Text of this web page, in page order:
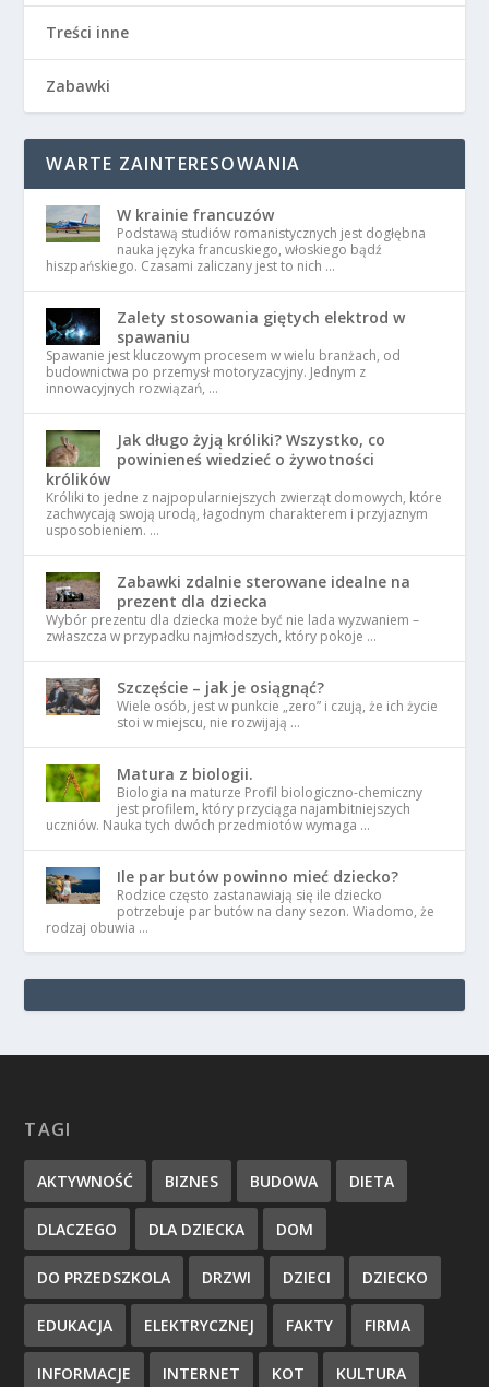
Treści inne
Zabawki
WARTE ZAINTERESOWANIA
W krainie francuzów
Podstawą studiów romanistycznych jest dogłębna
nauka języka francuskiego, włoskiego bądź
hiszpańskiego. Czasami zaliczany jest to nich …
Zalety stosowania giętych elektrod w
spawaniu
Spawanie jest kluczowym procesem w wielu branżach, od
budownictwa po przemysł motoryzacyjny. Jednym z
innowacyjnych rozwiązań, …
Jak długo żyją króliki? Wszystko, co
powinieneś wiedzieć o żywotności
królików
Króliki to jedne z najpopularniejszych zwierząt domowych, które
zachwycają swoją urodą, łagodnym charakterem i przyjaznym
usposobieniem. …
Zabawki zdalnie sterowane idealne na
prezent dla dziecka
Wybór prezentu dla dziecka może być nie lada wyzwaniem –
zwłaszcza w przypadku najmłodszych, który pokoje …
Szczęście – jak je osiągnąć?
Wiele osób, jest w punkcie „zero” i czują, że ich życie
stoi w miejscu, nie rozwijają …
Matura z biologii.
Biologia na maturze Profil biologiczno-chemiczny
jest profilem, który przyciąga najambitniejszych
uczniów. Nauka tych dwóch przedmiotów wymaga …
Ile par butów powinno mieć dziecko?
Rodzice często zastanawiają się ile dziecko
potrzebuje par butów na dany sezon. Wiadomo, że
rodzaj obuwia …
TAGI
AKTYWNOŚĆ BIZNES BUDOWA DIETA
DLACZEGO DLA DZIECKA DOM
DO PRZEDSZKOLA DRZWI DZIECI DZIECKO
EDUKACJA ELEKTRYCZNEJ FAKTY FIRMA
INFORMACJE INTERNET KOT KULTURA